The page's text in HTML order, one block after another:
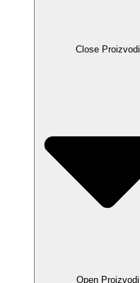
Close Proizvodi
Open Proizvodi